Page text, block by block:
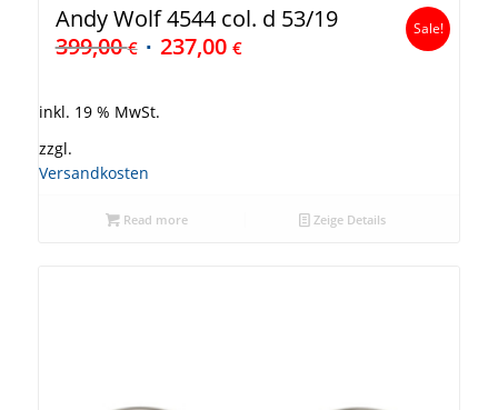
Andy Wolf 4544 col. d 53/19
399,00€ 237,00 €
Sale!
inkl. 19 % MwSt.
zzgl.
Versandkosten
Read more Zeige Details